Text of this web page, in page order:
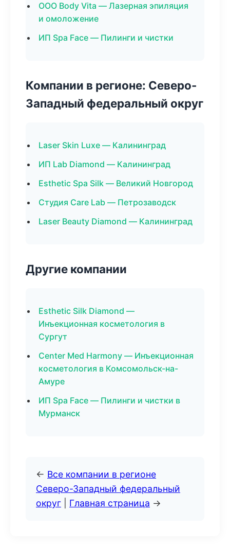
ООО Body Vita — Лазерная эпиляция
и омоложение
ИП Spa Face — Пилинги и чистки
Компании в регионе: Северо-
Западный федеральный округ
Laser Skin Luxe — Калининград
ИП Lab Diamond — Калининград
Esthetic Spa Silk — Великий Новгород
Студия Care Lab — Петрозаводск
Laser Beauty Diamond — Калининград
Другие компании
Esthetic Silk Diamond —
Инъекционная косметология в
Сургут
Center Med Harmony — Инъекционная
косметология в Комсомольск-на-
Амуре
ИП Spa Face — Пилинги и чистки в
Мурманск
← Все компании в регионе
Северо-Западный федеральный
округ
Главная страница →